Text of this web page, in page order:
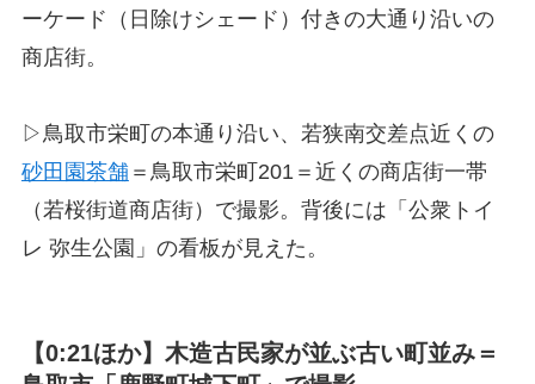
ーケード（日除けシェード）付きの大通り沿いの
商店街。
▷鳥取市栄町の本通り沿い、若狭南交差点近くの
砂田園茶舗＝鳥取市栄町201＝近くの商店街一帯
（若桜街道商店街）で撮影。背後には「公衆トイ
レ 弥生公園」の看板が見えた。
【0:21ほか】木造古民家が並ぶ古い町並み＝